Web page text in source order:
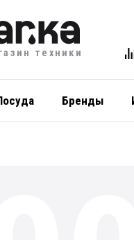
техники
Бренды